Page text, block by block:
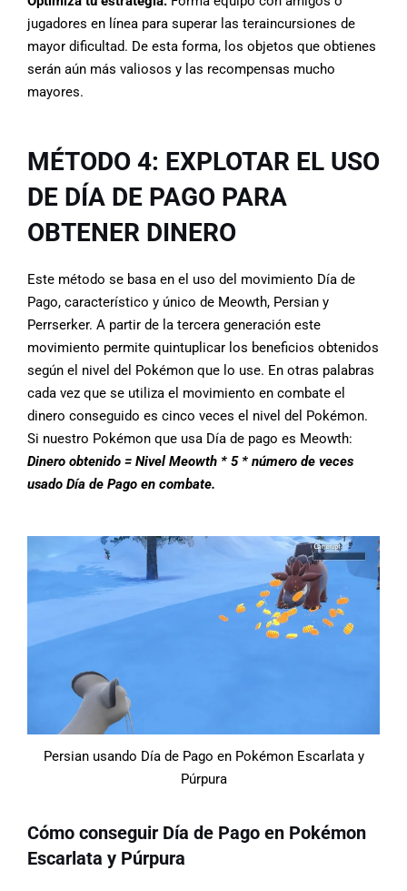
jugadores en línea para superar las teraincursiones de
mayor dificultad. De esta forma, los objetos que obtienes
serán aún más valiosos y las recompensas mucho
mayores.
MÉTODO 4: EXPLOTAR EL USO
DE DÍA DE PAGO PARA
OBTENER DINERO
Este método se basa en el uso del movimiento Día de
Pago, característico y único de Meowth, Persian y
Perrserker. A partir de la tercera generación este
movimiento permite quintuplicar los beneficios obtenidos
según el nivel del Pokémon que lo use. En otras palabras
cada vez que se utiliza el movimiento en combate el
dinero conseguido es cinco veces el nivel del Pokémon.
Si nuestro Pokémon que usa Día de pago es Meowth:
Dinero obtenido = Nivel Meowth * 5 * número de veces
usado Día de Pago en combate.
Persian usando Día de Pago en Pokémon Escarlata y
Púrpura
Cómo conseguir Día de Pago en Pokémon
Escarlata y Púrpura